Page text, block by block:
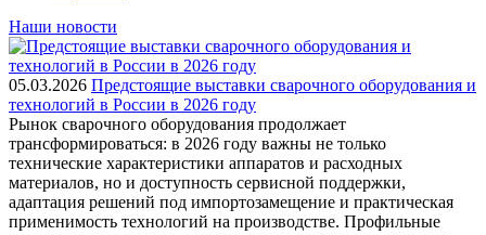
Наши новости
05.03.2026 Предстоящие выставки сварочного оборудования и
технологий в России в 2026 году
Рынок сварочного оборудования продолжает
трансформироваться: в 2026 году важны не только
технические характеристики аппаратов и расходных
материалов, но и доступность сервисной поддержки,
адаптация решений под импортозамещение и практическая
применимость технологий на производстве. Профильные